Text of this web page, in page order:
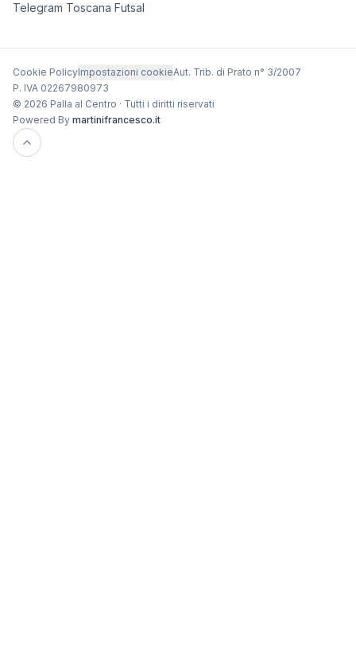
Telegram Toscana Futsal
Cookie PolicyImpostazioni cookieAut. Trib. di Prato n° 3/2007
P. IVA 02267980973
© 2026 Palla al Centro · Tutti i diritti riservati
Powered By martinifrancesco.it